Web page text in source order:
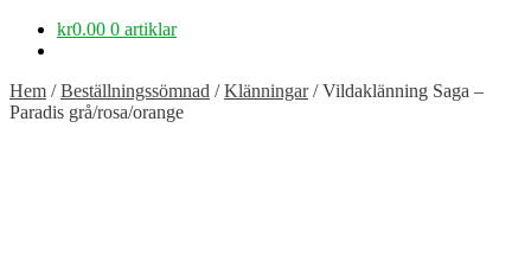
kr0.00 0 artiklar
Hem /Beställningssömnad /Klänningar/Vildaklänning Saga –
Paradis grå/rosa/orange